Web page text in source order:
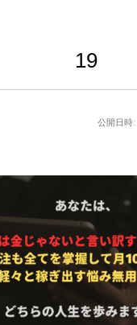
19
公開日時: